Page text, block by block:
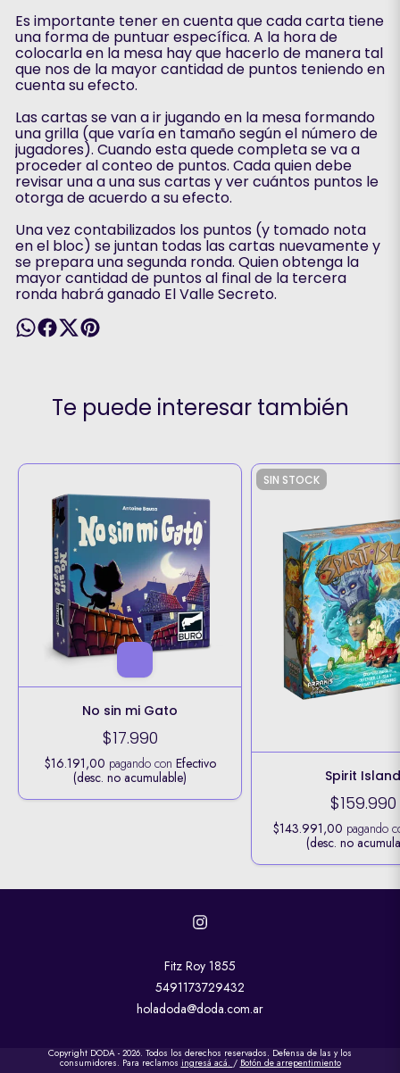
Es importante tener en cuenta que cada carta tiene
una forma de puntuar específica. A la hora de
colocarla en la mesa hay que hacerlo de manera tal
que nos de la mayor cantidad de puntos teniendo en
cuenta su efecto.
Las cartas se van a ir jugando en la mesa formando
una grilla (que varía en tamaño según el número de
jugadores). Cuando esta quede completa se va a
proceder al conteo de puntos. Cada quien debe
revisar una a una sus cartas y ver cuántos puntos le
otorga de acuerdo a su efecto.
Una vez contabilizados los puntos (y tomado nota
en el bloc) se juntan todas las cartas nuevamente y
se prepara una segunda ronda. Quien obtenga la
mayor cantidad de puntos al final de la tercera
ronda habrá ganado El Valle Secreto.
Te puede interesar también
No sin mi Gato
$17.990
$16.191,00 pagando con Efectivo
(desc. no acumulable)
SIN STOCK
Spirit
$159.990
$143.991,00 pagando
(desc. no
Fitz Roy 1855
5491173729432
holadoda@doda.com.ar
Copyright DODA - 2026. Todos los derechos reservados. Defensa de las y los
consumidores. Para reclamos ingresá acá. / Botón de arrepentimiento